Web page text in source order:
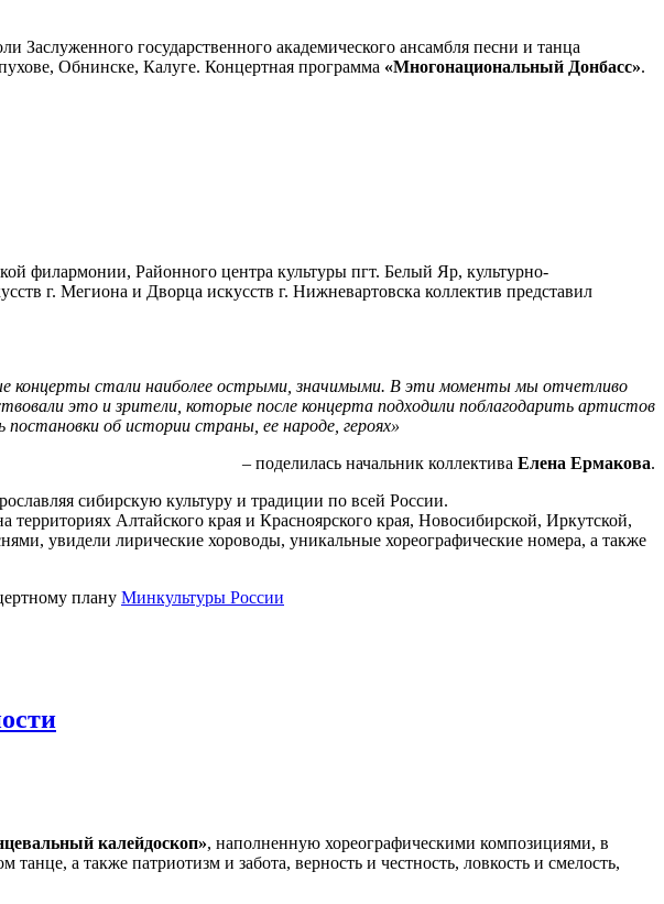
Заслуженного государственного академического ансамбля песни и танца
Обнинске, Калуге. Концертная программа «Многонациональный Донбасс».
филармонии, Районного центра культуры пгт. Белый Яр, культурно-
г. Мегиона и Дворца искусств г. Нижневартовска коллектив представил
концерты стали наиболее острыми, значимыми. В эти моменты мы отчетливо
это и зрители, которые после концерта подходили поблагодарить артистов
об истории страны, ее народе, героях»
– поделилась начальник коллектива Елена Ермакова.
сибирскую культуру и традиции по всей России.
Алтайского края и Красноярского края, Новосибирской, Иркутской,
увидели лирические хороводы, уникальные хореографические номера, а также
плану Минкультуры России
калейдоскоп», наполненную хореографическими композициями, в
а также патриотизм и забота, верность и честность, ловкость и смелость,